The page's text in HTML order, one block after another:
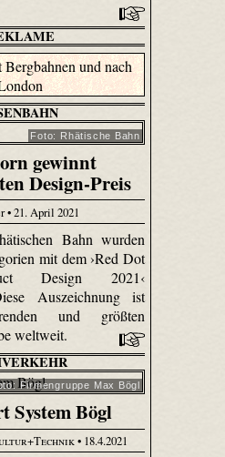
Foto: Rhätische Bahn
gewinnt
Design-Preis
• 21. April 2021
Bahn wurden
mit dem ›Red Dot
Design 2021‹
Auszeichnung ist
und größten
weltweit.
Firmengruppe Max Bögl
System Bögl
• 18.4.2021